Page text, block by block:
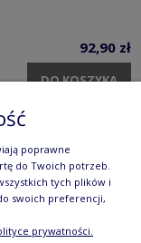
92,90 zł
DO KOSZYKA
Manufaktura
poprawne
do Twoich potrzeb.
tych plików i
swoich preferencji,
prywatności.